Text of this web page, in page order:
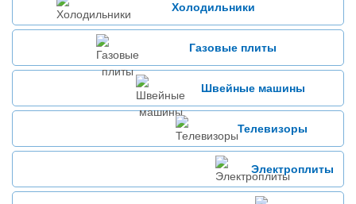
Холодильники
Газовые плиты
Швейные машины
Телевизоры
Электроплиты